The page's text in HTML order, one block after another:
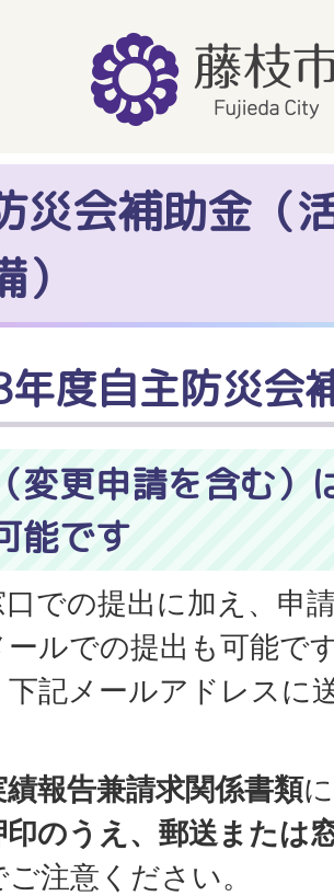
災会補助金（
度自主防災会
変更申請を含む）
能です
での提出に加え、申
ルでの提出も可能で
下記メールアドレスに
績報告兼請求関係書類
印のうえ、郵送または
注意ください。